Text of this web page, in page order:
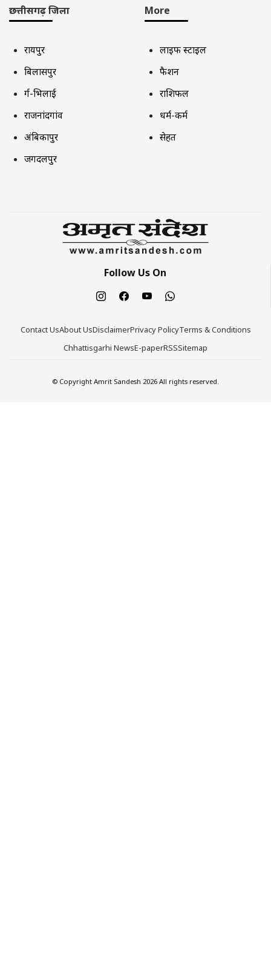
छत्तीसगढ़ जिला
रायपुर
बिलासपुर
दुर्ग-भिलाई
राजनांदगांव
अंबिकापुर
जगदलपुर
More
लाइफ स्टाइल
फैशन
राशिफल
धर्म-कर्म
सेहत
Follow Us On
Contact UsAbout UsDisclaimerPrivacy PolicyTerms & Conditions
Chhattisgarhi NewsE-paperRSSSitemap
© Copyright Amrit Sandesh 2026 All rights reserved.